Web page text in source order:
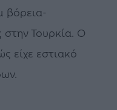
βόρεια-
στην Τουρκία. Ο
είχε εστιακό